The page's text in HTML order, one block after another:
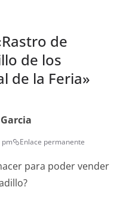
Rastro de
de los
de la Feria»
pm Enlace permanente
para poder vender